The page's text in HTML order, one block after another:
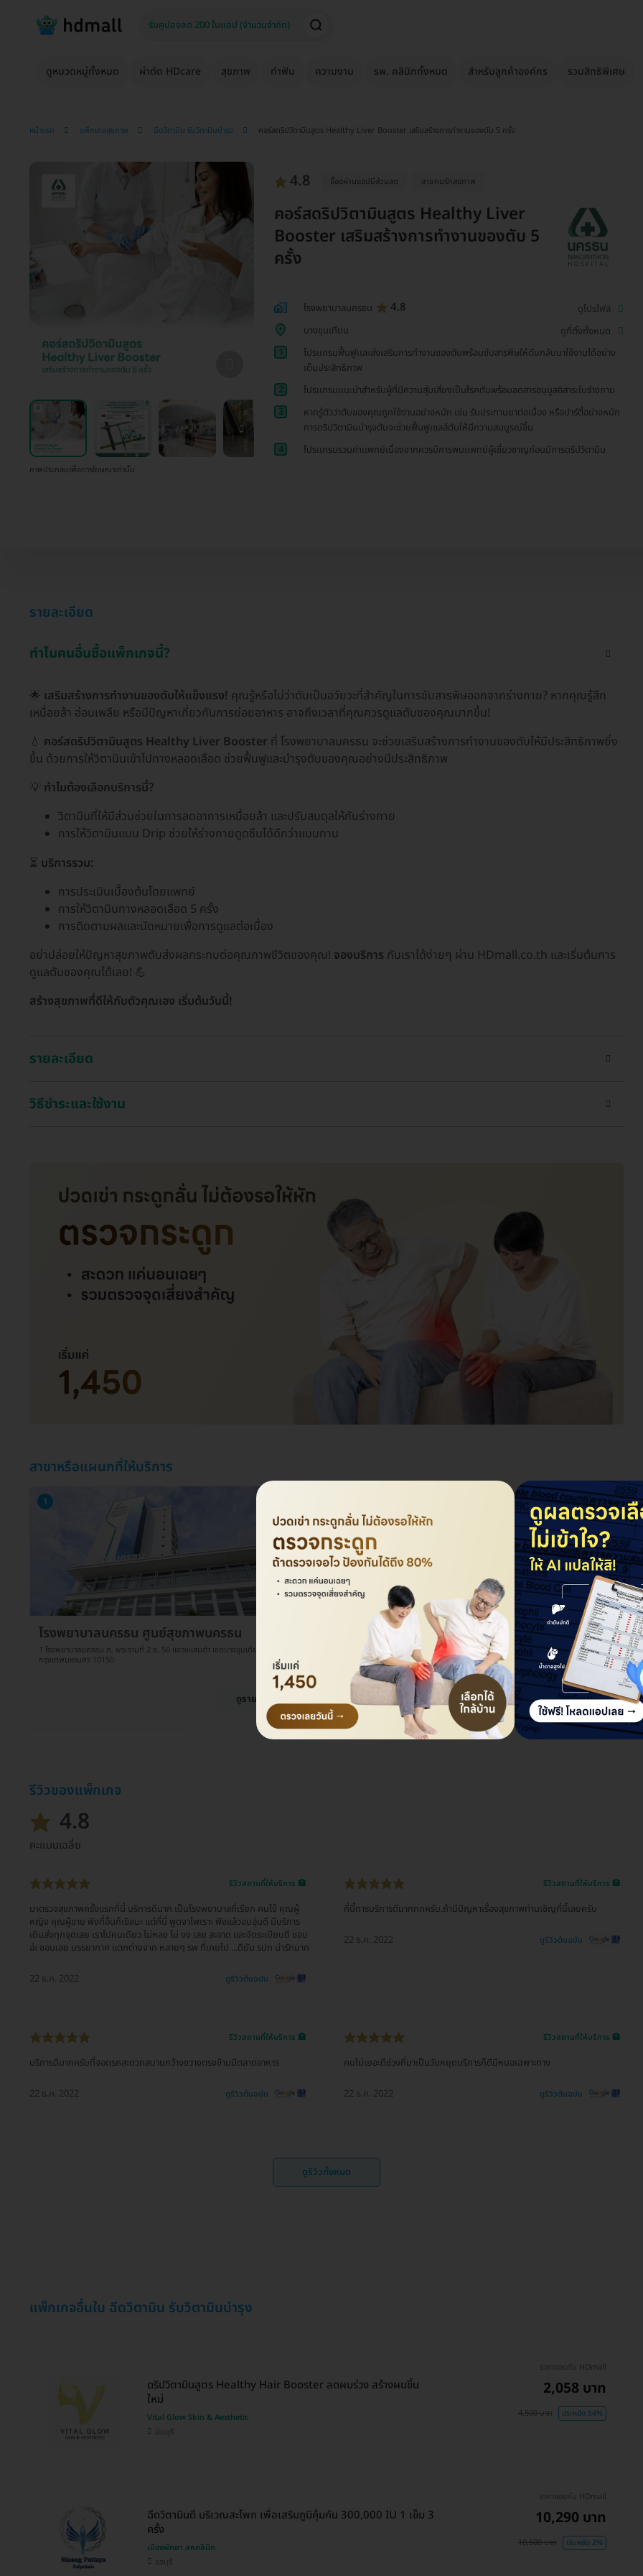
ดูหมวดหมู่ทั้งหมด ผ่าตัด HDcare สุขภาพ ทำฟัน ความงาม รพ. คลินิกทั้งหมด สำหรับลูกค้าองค์กร รวมสิทธิพิเศษ
หน้าแรก แพ็กเกจสุขภาพ ฉีดวิตามิน รับวิตามินบำรุง คอร์สดริปวิตามินสูตร Healthy Liver Booster เสริมสร้างการทำงานของตับ 5 ครั้ง
ภาพประกอบเพื่อการโฆษณาเท่านั้น
4.8 ซื้ออผ่านเเอปมีส่วนลด สายคนรักสุขภาพ
คอร์สดริปวิตามินสูตร Healthy Liver
Booster เสริมสร้างการทำงานของตับ 5
ครั้ง
โรงพยาบาลนครธน 4.8
ดูโปรไฟล์
บางขุนเทียน
ดูที่ตั้งทั้งหมด
1
โปรเเกรมฟื้นฟูเเละส่งเสริมการทำงานของตับพร้อมขับสารพิษให้ตับกลับมาใช้งานได้อย่าง
เต็มประสิทธิภาพ
2
โปรเเกรมเเนะนำสำหรับผู้ที่มีความสุ่มเสี่ยงเป็นโรคตับพร้อมลดสารอนุมูลอิสาระในร่างกาย
3
หากรู้ตัวว่าตับของคุณถูกใช้งานอย่างหนัก เช่น รับประทานยาต่อเนื่อง หรือปาร์ตี้อย่างหนัก
การดริปวิตามินบำรุงตับจะช่วยฟื้นฟูเซลล์ตับให้มีความสมบูรณ์ขึ้น
4
โปรเเกรมรวมค่าเเพทย์เนื่องจากควรมีการพบเเพทย์ผู้เชี่ยวชาญก่อนมีการดริปวิตามิน
รายละเอียด
ทำไมคนอื่นซื้อแพ็กเกจนี้?
🌟 เสริมสร้างการทำงานของตับให้แข็งแรง! คุณรู้หรือไม่ว่าตับเป็นอวัยวะที่สำคัญในการขับสารพิษออกจากร่างกาย? หากคุณรู้สึก
เหนื่อยล้า อ่อนเพลีย หรือมีปัญหาเกี่ยวกับการย่อยอาหาร อาจถึงเวลาที่คุณควรดูแลตับของคุณมากขึ้น!
💧 คอร์สดริปวิตามินสูตร Healthy Liver Booster ที่ โรงพยาบาลนครธน จะช่วยเสริมสร้างการทำงานของตับให้มีประสิทธิภาพยิ่ง
ขึ้น ด้วยการให้วิตามินเข้าไปทางหลอดเลือด ช่วยฟื้นฟูและบำรุงตับของคุณอย่างมีประสิทธิภาพ
💡 ทำไมต้องเลือกบริการนี้?
วิตามินที่ให้มีส่วนช่วยในการลดอาการเหนื่อยล้า และปรับสมดุลให้กับร่างกาย
การให้วิตามินแบบ Drip ช่วยให้ร่างกายดูดซึมได้ดีกว่าแบบทาน
⏳ บริการรวม:
การประเมินเบื้องต้นโดยแพทย์
การให้วิตามินทางหลอดเลือด 5 ครั้ง
การติดตามผลและนัดหมายเพื่อการดูแลต่อเนื่อง
อย่าปล่อยให้ปัญหาสุขภาพตับส่งผลกระทบต่อคุณภาพชีวิตของคุณ! จองบริการ กับเราได้ง่ายๆ ผ่าน HDmall.co.th และเริ่มต้นการ
ดูแลตับของคุณได้เลย! 💪
สร้างสุขภาพที่ดีให้กับตัวคุณเอง เริ่มต้นวันนี้!
รายละเอียด
วิธีชำระและใช้งาน
สาขาหรือแผนกที่ให้บริการ
1
โรงพยาบาลนครธน ศูนย์สุขภาพนครธน
1 โรงพยาบาลนครธน ถ. พระรามที่ 2 ซ. 56 แขวงแสมดำ เขตบางขุนเทียน
กรุงเทพมหานคร 10150
ดูรายละเอียด
รีวิวของแพ็กเกจ
4.8
คะแนนเฉลี่ย
รีวิวสถานที่ให้บริการ 🏥
มาตรวจสุขภาพครั้งแรกที่นี่ บริการดีมาก เป็นโรงพยาบาลที่เรียก คนไข้ คุณผู้
หญิง คุณผู้ชาย ฟังที่อื่นก็เขิลนะ แต่ที่นี่ พูดจาไพเราะ ฟังแล้วอบอุ่นดี มีบริการ
เดินส่งทุกจุดเลย เราไปคนเดียว ไม่หลง ไม่ งง เลย สะอาด และจัดระเบียบดี ชอบ
อ่ะ ชอบเลย บรรยากาศ แตกต่างจาก หลายๆ รพ ที่เคยไป ...ดียัน รปภ น่ารักมาก
22 ธ.ค. 2022 ดูรีวิวต้นฉบับ
รีวิวสถานที่ให้บริการ 🏥
ที่นี้การบริการดีมากกกครับ.ถ้ามีปัญหาเรื่องสุขภาพท่านเชิญที่นี้เลยครับ
22 ธ.ค. 2022 ดูรีวิวต้นฉบับ
รีวิวสถานที่ให้บริการ 🏥
บริการดีมากครับที่จอดรถสะดวกสบายกว้างขวางตรงข้ามมีตลาดอาหาร
22 ธ.ค. 2022 ดูรีวิวต้นฉบับ
รีวิวสถานที่ให้บริการ 🏥
คนไม่เยอะดีช่วงที่มาเป็นวันหยุดบริการก็ดีมีหมอเฉพาะทาง
22 ธ.ค. 2022 ดูรีวิวต้นฉบับ
ดูรีวิวทั้งหมด
แพ็กเกจอื่นใน ฉีดวิตามิน รับวิตามินบำรุง
ดริปวิตามินสูตร Healthy Hair Booster ลดผมร่วง สร้างผมขึ้น
ใหม่
Vital Glow Skin & Aesthetic
มีนบุรี
ราคาจองกับ HDmall
2,058 บาท
4,500 บาท ประหยัด 54%
ฉีดวิตามินดี บริเวณสะโพก เพื่อเสริมภูมิคุ้มกัน 300,000 IU 1 เข็ม 3
ครั้ง
เมืองพัทยา สหคลินิก
ชลบุรี
ราคาจองกับ HDmall
10,290 บาท
10,500 บาท ประหยัด 2%